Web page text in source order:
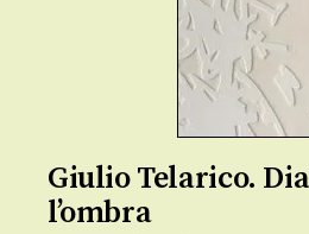
Giulio Telarico.
l’ombra